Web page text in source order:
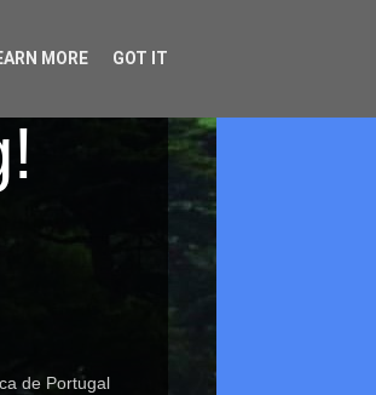
de Portugal
MORE GOT IT